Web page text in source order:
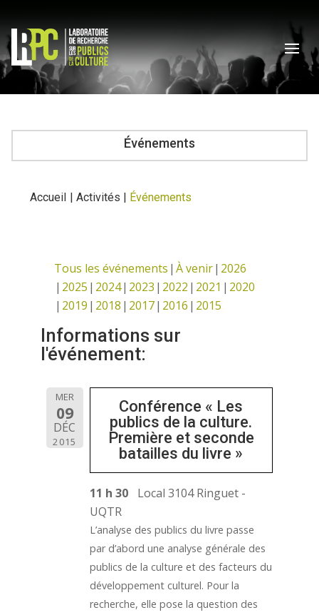
Événements
Accueil | Activités | Événements
Tous les événements À venir 2026
2025 2024 2023 2022 2021
2020
2019 2018 2017 2016 2015
Informations sur
l'événement:
MER
09
DÉC
2015
Conférence « Les
publics de la culture.
Première et seconde
batailles du livre »
11 h 30
Local 3104 Ringuet -
UQTR
L’analyse des publics du livre passe
par d’abord une analyse générale des
publics de la culture et des facteurs du
développement culturel. Pour la
recherche, elle pose la question des